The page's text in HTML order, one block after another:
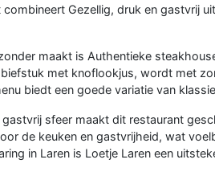
combineert Gezellig, druk en gastvrij
maakt is Authentieke
met knoflookjus, wordt met
biedt een goede variatie van
gastvrij sfeer maakt dit restaurant
de keuken en gastvrijheid, wat
in Laren is Loetje Laren een